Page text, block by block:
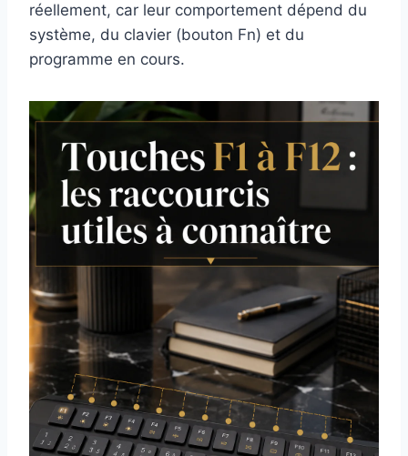
réellement, car leur comportement dépend du
système, du clavier (bouton Fn) et du
programme en cours.